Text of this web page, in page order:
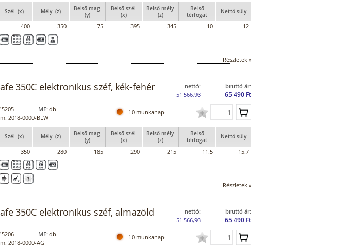
Szél. (x) Mély. (z)
Belső mag.
(y)
Belső szél.
(x)
Belső mély.
(z)
Belső
térfogat
Nettó súly
400 350 75 395 345 10 12
Részletek »
nettó:
51 566,93
bruttó ár:
65 490 Ft
350C elektronikus széf, kék-fehér
ME: db 10 munkanap
2018-0000-BLW
Szél. (x) Mély. (z)
Belső mag.
(y)
Belső szél.
(x)
Belső mély.
(z)
Belső
térfogat
Nettó súly
350 280 185 290 215 11.5 15.7
Részletek »
nettó:
51 566,93
bruttó ár:
65 490 Ft
350C elektronikus széf, almazöld
ME: db 10 munkanap
2018-0000-AG